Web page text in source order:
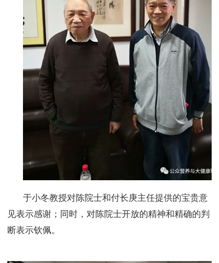
于小冬教授对陈院士和付长庚主任提供的宝贵意
见表示感谢；同时，对陈院士开放的精神和精确的判
断表示钦佩。